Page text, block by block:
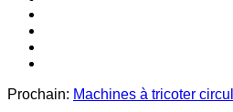
Prochain: Machines à tricoter